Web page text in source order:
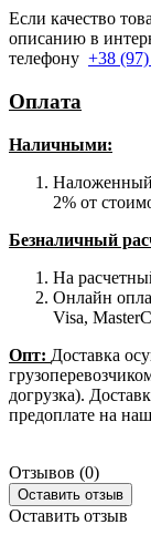
Если качество
описанию в
телефону +38 (97)
Оплата
Наличными:
Наложенный
2% от
Безналичный
На
Онлайн
Visa,
Опт: Доставка
догрузка).
предоплате на
Отзывов (0)
Оставить отзыв
Оставить отзыв